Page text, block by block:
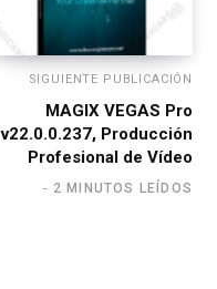
SIGUIENTE PUBLICACIÓN
MAGIX VEGAS Pro
v22.0.0.237, Producción
Profesional de Vídeo
2 MINUTOS LEÍDOS